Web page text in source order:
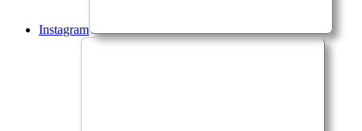
Instagram